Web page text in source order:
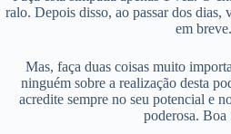
ralo. Depois disso, ao passar dos dias,
em breve.
Mas, faça duas coisas muito
ninguém sobre a realização desta
acredite sempre no seu potencial e
poderosa. Boa